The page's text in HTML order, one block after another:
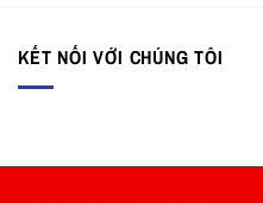
KẾT NỐI VỚI CHÚNG TÔI